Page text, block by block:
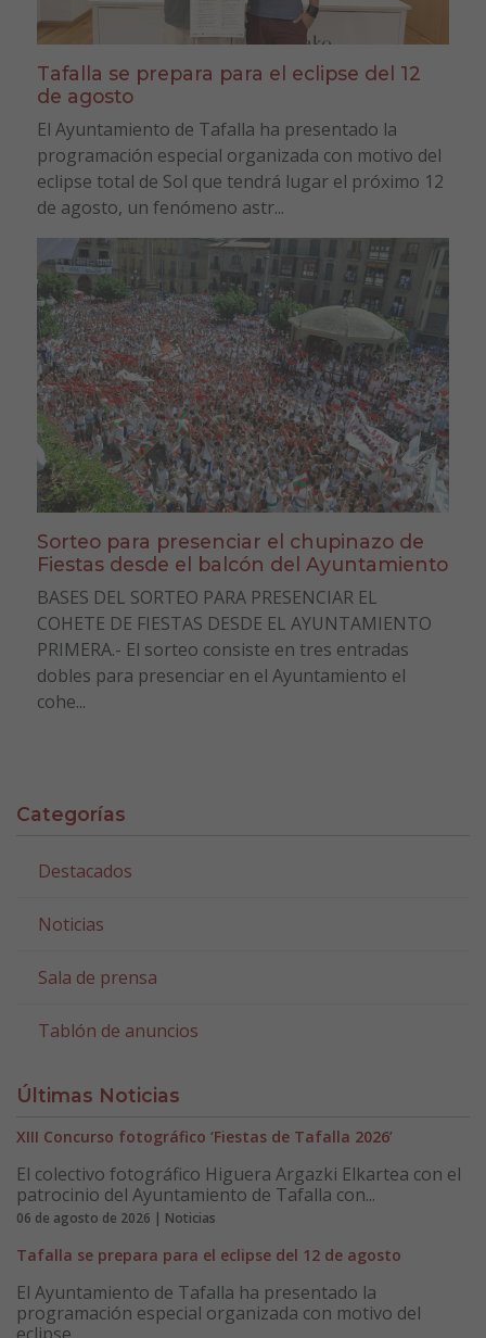
Tafalla se prepara para el eclipse del 12
de agosto
El Ayuntamiento de Tafalla ha presentado la
programación especial organizada con motivo del
eclipse total de Sol que tendrá lugar el próximo 12
de agosto, un fenómeno astr...
Sorteo para presenciar el chupinazo de
Fiestas desde el balcón del Ayuntamiento
BASES DEL SORTEO PARA PRESENCIAR EL
COHETE DE FIESTAS DESDE EL AYUNTAMIENTO
PRIMERA.- El sorteo consiste en tres entradas
dobles para presenciar en el Ayuntamiento el
cohe...
Categorías
Destacados
Noticias
Sala de prensa
Tablón de anuncios
Últimas Noticias
XIII Concurso fotográfico ‘Fiestas de Tafalla 2026’
El colectivo fotográfico Higuera Argazki Elkartea con el
patrocinio del Ayuntamiento de Tafalla con...
06 de agosto de 2026 | Noticias
Tafalla se prepara para el eclipse del 12 de agosto
El Ayuntamiento de Tafalla ha presentado la
programación especial organizada con motivo del